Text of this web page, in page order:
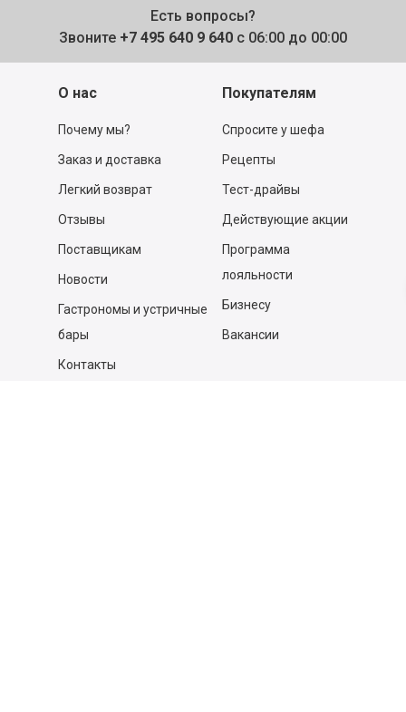
Есть вопросы?
Звоните +7 495 640 9 640 с 06:00 до 00:00
О нас
Почему мы?
Заказ и доставка
Легкий возврат
Отзывы
Поставщикам
Новости
Гастрономы и устричные
бары
Контакты
Покупателям
Спросите у шефа
Рецепты
Тест-драйвы
Действующие акции
Программа
лояльности
Бизнесу
Вакансии